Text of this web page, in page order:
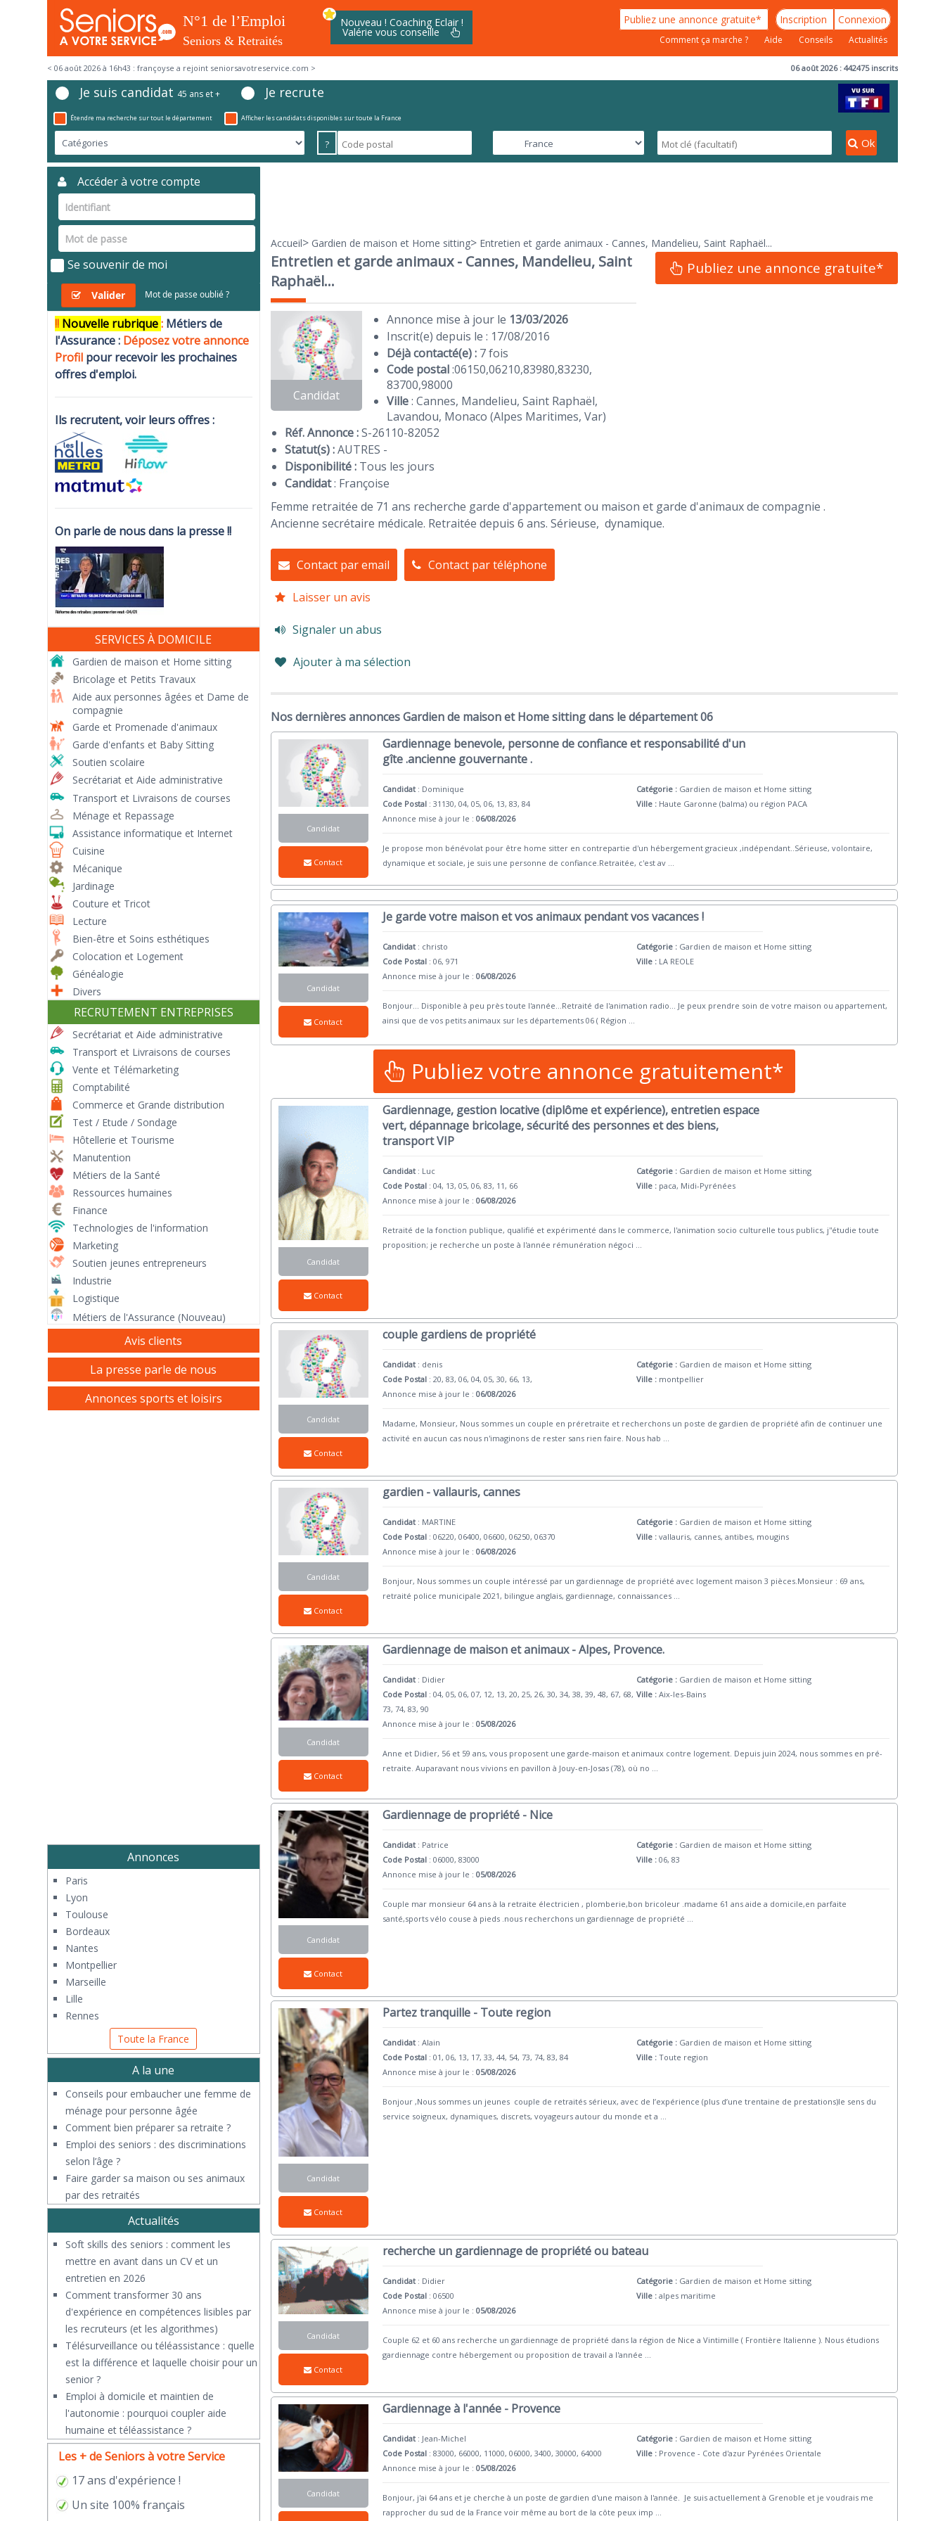
Nouveau ! Coaching Eclair !
Valérie vous conseille
Publiez une annonce gratuite* Inscription Connexion
Comment ça marche ? Aide Conseils Actualités
< 06 août 2026 à 16h43 : françoyse a rejoint seniorsavotreservice.com > 06 août 2026 : 442475 inscrits
Je suis candidat 45 ans et + Je recrute
Étendre ma recherche sur tout le département Afficher les candidats disponibles sur toute la France
? Ok
Accueil> Gardien de maison et Home sitting> Entretien et garde animaux - Cannes, Mandelieu, Saint Raphaël...
Entretien et garde animaux - Cannes, Mandelieu, Saint
Raphaël...
Publiez une annonce gratuite*
Candidat
Annonce mise à jour le 13/03/2026
Inscrit(e) depuis le : 17/08/2016
Déjà contacté(e) : 7 fois
Code postal:06150,06210,83980,83230,
83700,98000
Ville: Cannes, Mandelieu, Saint Raphaël,
Lavandou, Monaco (Alpes Maritimes, Var)
Réf. Annonce :S-26110-82052
Statut(s) :AUTRES -
Disponibilité :Tous les jours
Candidat: Françoise
Femme retraitée de 71 ans recherche garde d'appartement ou maison et garde d'animaux de compagnie .
Ancienne secrétaire médicale. Retraitée depuis 6 ans. Sérieuse, dynamique.
Contact par email Contact par téléphone
Laisser un avis
Signaler un abus
Ajouter à ma sélection
Nos dernières annonces Gardien de maison et Home sitting dans le département 06
Candidat
Contact
Gardiennage benevole, personne de confiance et responsabilité d'un
gîte .ancienne gouvernante .
Candidat : Dominique
Code Postal : 31130, 04, 05, 06, 13, 83, 84
Annonce mise à jour le :06/08/2026
Catégorie : Gardien de maison et Home sitting
Ville : Haute Garonne (balma) ou région PACA
Je propose mon bénévolat pour être home sitter en contrepartie d'un hébergement gracieux ,indépendant..Sérieuse, volontaire,
dynamique et sociale, je suis une personne de confiance.Retraitée, c'est av ...
Candidat
Contact
Je garde votre maison et vos animaux pendant vos vacances !
Candidat : christo
Code Postal : 06, 971
Annonce mise à jour le :06/08/2026
Catégorie : Gardien de maison et Home sitting
Ville : LA REOLE
Bonjour... Disponible à peu près toute l'année...Retraité de l'animation radio... Je peux prendre soin de votre maison ou appartement,
ainsi que de vos petits animaux sur les départements 06 ( Région
Publiez votre annonce gratuitement*
Candidat
Contact
Gardiennage, gestion locative (diplôme et expérience), entretien espace
vert, dépannage bricolage, sécurité des personnes et des biens,
transport VIP
Candidat : Luc
Code Postal : 04, 13, 05, 06, 83, 11, 66
Annonce mise à jour le :06/08/2026
Catégorie : Gardien de maison et Home sitting
Ville : paca, Midi-Pyrénées
Retraité de la fonction publique, qualifié et expérimenté dans le commerce, l'animation socio culturelle tous publics, j''étudie toute
proposition; je recherche un poste à l'année rémunération négoci
Candidat
Contact
couple gardiens de propriété
Candidat : denis
Code Postal : 20, 83, 06, 04, 05, 30, 66, 13,
Annonce mise à jour le :06/08/2026
Catégorie : Gardien de maison et Home sitting
Ville : montpellier
Madame, Monsieur, Nous sommes un couple en préretraite et recherchons un poste de gardien de propriété afin de continuer une
activité en aucun cas nous n'imaginons de rester sans rien faire. Nous hab ...
Candidat
Contact
gardien - vallauris, cannes
Candidat : MARTINE
Code Postal : 06220, 06400, 06600, 06250, 06370
Annonce mise à jour le :06/08/2026
Catégorie : Gardien de maison et Home sitting
Ville : vallauris, cannes, antibes, mougins
Bonjour, Nous sommes un couple intéressé par un gardiennage de propriété avec logement maison 3 pièces.Monsieur : 69 ans,
retraité police municipale 2021, bilingue anglais, gardiennage, connaissances
Candidat
Contact
Gardiennage de maison et animaux - Alpes, Provence.
Candidat : Didier
Code Postal : 04, 05, 06, 07, 12, 13, 20, 25, 26, 30, 34, 38, 39, 48, 67, 68,
73, 74, 83, 90
Annonce mise à jour le :05/08/2026
Catégorie : Gardien de maison et Home sitting
Ville : Aix-les-Bains
Anne et Didier, 56 et 59 ans, vous proposent une garde-maison et animaux contre logement. Depuis juin 2024, nous sommes en pré-
retraite. Auparavant nous vivions en pavillon à Jouy-en-Josas (78), où no
Candidat
Contact
Gardiennage de propriété - Nice
Candidat : Patrice
Code Postal : 06000, 83000
Annonce mise à jour le :05/08/2026
Catégorie : Gardien de maison et Home sitting
Ville : 06, 83
Couple mar monsieur 64 ans à la retraite électricien , plomberie,bon bricoleur .madame 61 ans aide a domicile,en parfaite
santé,sports vélo couse à pieds .nous recherchons un gardiennage de propriété ...
Candidat
Contact
Partez tranquille - Toute region
Candidat :Alain
Code Postal : 01, 06, 13, 17, 33, 44, 54, 73, 74, 83, 84
Annonce mise à jour le :05/08/2026
Catégorie : Gardien de maison et Home sitting
Ville : Toute region
Bonjour ,Nous sommes un jeunes couple de retraités sérieux, avec de l’expérience (plus d’une trentaine de prestations)le sens du
service soigneux, dynamiques, discrets, voyageurs autour du monde et a ...
Candidat
Contact
recherche un gardiennage de propriété ou bateau
Candidat : Didier
Code Postal : 06500
Annonce mise à jour le :05/08/2026
Catégorie : Gardien de maison et Home sitting
Ville : alpes maritime
Couple 62 et 60 ans recherche un gardiennage de propriété dans la région de Nice a Vintimille ( Frontière Italienne ). Nous étudions
gardiennage contre hébergement ou proposition de travail a l'année ...
Candidat
Gardiennage à l'année - Provence
Candidat : Jean-Michel
Code Postal : 83000, 66000, 11000, 06000, 3400, 30000, 64000
Annonce mise à jour le :05/08/2026
Catégorie : Gardien de maison et Home sitting
Ville : Provence - Cote d'azur Pyrénées Orientale
Bonjour, j'ai 64 ans et je cherche à un poste de gardien d'une maison à l'année. Je suis actuellement à Grenoble et je voudrais me
rapprocher du sud de la France voir même au bort de la côte peux imp
Accéder à votre compte
Se souvenir de moi
Valider Mot de passe oublié ?
!! Nouvelle rubrique: Métiers de
l'Assurance : Déposez votre annonce
Profil pour recevoir les prochaines
offres d'emploi.
Ils recrutent, voir leurs offres :
On parle de nous dans la presse !!
SERVICES À DOMICILE
Gardien de maison et Home sitting
Bricolage et Petits Travaux
Aide aux personnes âgées et Dame de
compagnie
Garde et Promenade d'animaux
Garde d'enfants et Baby Sitting
Soutien scolaire
Secrétariat et Aide administrative
Transport et Livraisons de courses
Ménage et Repassage
Assistance informatique et Internet
Cuisine
Mécanique
Jardinage
Couture et Tricot
Lecture
Bien-être et Soins esthétiques
Colocation et Logement
Généalogie
Divers
RECRUTEMENT ENTREPRISES
Secrétariat et Aide administrative
Transport et Livraisons de courses
Vente et Télémarketing
Comptabilité
Commerce et Grande distribution
Test / Etude / Sondage
Hôtellerie et Tourisme
Manutention
Métiers de la Santé
Ressources humaines
Finance
Technologies de l'information
Marketing
Soutien jeunes entrepreneurs
Industrie
Logistique
Métiers de l'Assurance (Nouveau)
Avis clients
La presse parle de nous
Annonces sports et loisirs
Annonces
Paris
Lyon
Toulouse
Bordeaux
Nantes
Montpellier
Marseille
Lille
Rennes
Toute la France
A la une
Conseils pour embaucher une femme de
ménage pour personne âgée
Comment bien préparer sa retraite ?
Emploi des seniors : des discriminations
selon l’âge ?
Faire garder sa maison ou ses animaux
par des retraités
Actualités
Soft skills des seniors : comment les
mettre en avant dans un CV et un
entretien en 2026
Comment transformer 30 ans
d'expérience en compétences lisibles par
les recruteurs (et les algorithmes)
Télésurveillance ou téléassistance : quelle
est la différence et laquelle choisir pour un
senior ?
​Emploi à domicile et maintien de
l'autonomie : pourquoi coupler aide
humaine et téléassistance ?
Les + de Seniors à votre Service
17 ans d'expérience !
Un site 100% français